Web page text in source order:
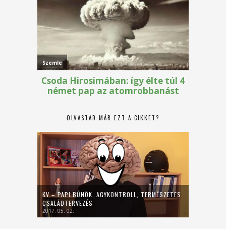
OLVASTAD MÁR EZT A CIKKET?
KV – PAPI BŰNÖK, AGYKONTROLL, TERMÉSZETES
CSALÁDTERVEZÉS
2017. 05. 02.